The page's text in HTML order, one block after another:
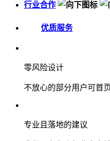
行业合作
优质服务
零风险设计
不放心的部分用户可首
专业且落地的建议